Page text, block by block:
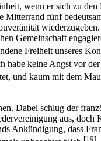
wenn er sich zu
fünf
Gemeinschaft
Freiheit unseres
habe keine Angst vor
und kaum mit dem
Dabei schlug der
aus,
Ankündigung, dass
[19]